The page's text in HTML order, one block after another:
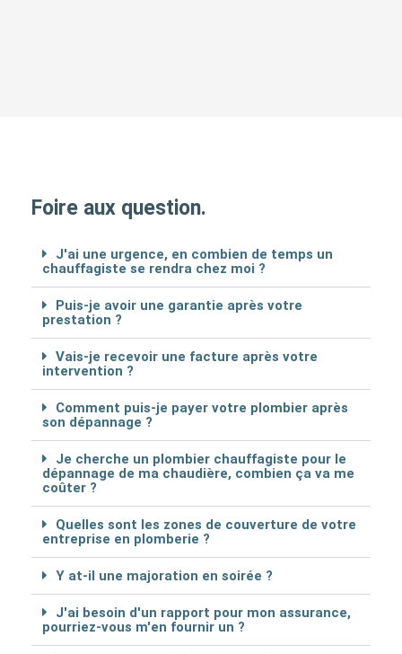
Foire aux question.
J'ai une urgence, en combien de temps un
chauffagiste se rendra chez moi ?
Puis-je avoir une garantie après votre
prestation ?
Vais-je recevoir une facture après votre
intervention ?
Comment puis-je payer votre plombier après
son dépannage ?
Je cherche un plombier chauffagiste pour le
dépannage de ma chaudière, combien ça va me
coûter ?
Quelles sont les zones de couverture de votre
entreprise en plomberie ?
Y at-il une majoration en soirée ?
J'ai besoin d'un rapport pour mon assurance,
pourriez-vous m'en fournir un ?